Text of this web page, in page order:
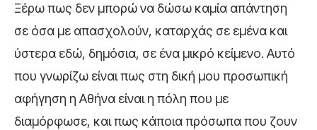
Ξέρω πως δεν μπορώ να δώσω καμία απάντηση
σε όσα με απασχολούν, καταρχάς σε εμένα και
ύστερα εδώ, δημόσια, σε ένα μικρό κείμενο. Αυτό
που γνωρίζω είναι πως στη δική μου προσωπική
αφήγηση η Αθήνα είναι η πόλη που με
διαμόρφωσε, και πως κάποια πρόσωπα που ζουν